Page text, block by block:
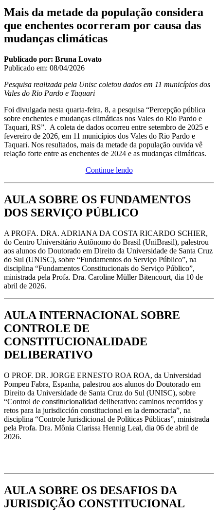
Mais da metade da população considera
que enchentes ocorreram por causa das
mudanças climáticas
Publicado por: Bruna Lovato
Publicado em: 08/04/2026
Pesquisa realizada pela Unisc coletou dados em 11 municípios dos
Vales do Rio Pardo e Taquari
Foi divulgada nesta quarta-feira, 8, a pesquisa “Percepção pública
sobre enchentes e mudanças climáticas nos Vales do Rio Pardo e
Taquari, RS”. A coleta de dados ocorreu entre setembro de 2025 e
fevereiro de 2026, em 11 municípios dos Vales do Rio Pardo e
Taquari. Nos resultados, mais da metade da população ouvida vê
relação forte entre as enchentes de 2024 e as mudanças climáticas.
Continue lendo
AULA SOBRE OS FUNDAMENTOS
DOS SERVIÇO PÚBLICO
A PROFA. DRA. ADRIANA DA COSTA RICARDO SCHIER,
do Centro Universitário Autônomo do Brasil (UniBrasil), palestrou
aos alunos do Doutorado em Direito da Universidade de Santa Cruz
do Sul (UNISC), sobre “Fundamentos do Serviço Público”, na
disciplina “Fundamentos Constitucionais do Serviço Público”,
ministrada pela Profa. Dra. Caroline Müller Bitencourt, dia 10 de
abril de 2026.
AULA INTERNACIONAL SOBRE
CONTROLE DE
CONSTITUCIONALIDADE
DELIBERATIVO
O PROF. DR. JORGE ERNESTO ROA ROA, da Universidad
Pompeu Fabra, Espanha, palestrou aos alunos do Doutorado em
Direito da Universidade de Santa Cruz do Sul (UNISC), sobre
“Control de constitucionalidad deliberativo: caminos recorridos y
retos para la jurisdicción constitucional en la democracia”, na
disciplina “Controle Jurisdicional de Políticas Públicas”, ministrada
pela Profa. Dra. Mônia Clarissa Hennig Leal, dia 06 de abril de
2026.
AULA SOBRE OS DESAFIOS DA
JURISDIÇÃO CONSTITUCIONAL